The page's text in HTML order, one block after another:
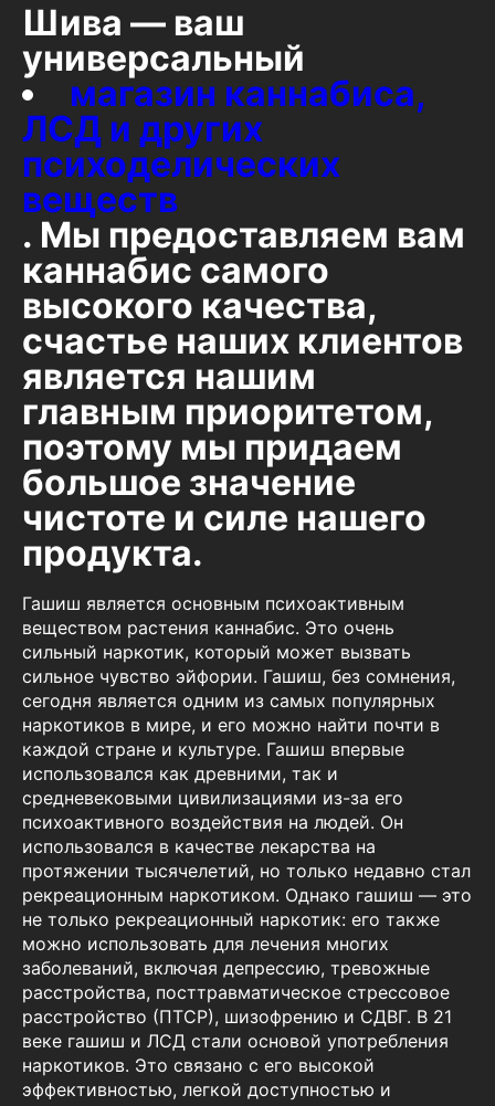
Шива — ваш
универсальный
магазин каннабиса,
ЛСД и других
психоделических
веществ
. Мы предоставляем вам
каннабис самого
высокого качества,
счастье наших клиентов
является нашим
главным приоритетом,
поэтому мы придаем
большое значение
чистоте и силе нашего
продукта.
Гашиш является основным психоактивным
веществом растения каннабис. Это очень
сильный наркотик, который может вызвать
сильное чувство эйфории. Гашиш, без сомнения,
сегодня является одним из самых популярных
наркотиков в мире, и его можно найти почти в
каждой стране и культуре. Гашиш впервые
использовался как древними, так и
средневековыми цивилизациями из-за его
психоактивного воздействия на людей. Он
использовался в качестве лекарства на
протяжении тысячелетий, но только недавно стал
рекреационным наркотиком. Однако гашиш — это
не только рекреационный наркотик: его также
можно использовать для лечения многих
заболеваний, включая депрессию, тревожные
расстройства, посттравматическое стрессовое
расстройство (ПТСР), шизофрению и СДВГ. В 21
веке гашиш и ЛСД стали основой употребления
наркотиков. Это связано с его высокой
эффективностью, легкой доступностью и